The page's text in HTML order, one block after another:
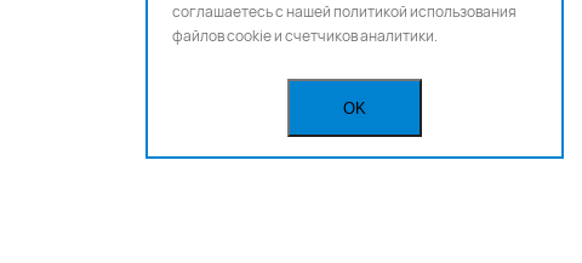
соглашаетесь с нашейполитикой использования
файлов cookie и счетчиков аналитики.
OK